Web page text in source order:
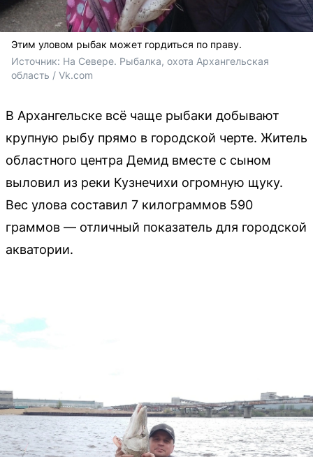
Этим уловом рыбак может гордиться по праву.
Источник: На Севере. Рыбалка, охота Архангельская
область / Vk.com
В Архангельске всё чаще рыбаки добывают
крупную рыбу прямо в городской черте. Житель
областного центра Демид вместе с сыном
выловил из реки Кузнечихи огромную щуку.
Вес улова составил 7 килограммов 590
граммов — отличный показатель для городской
акватории.